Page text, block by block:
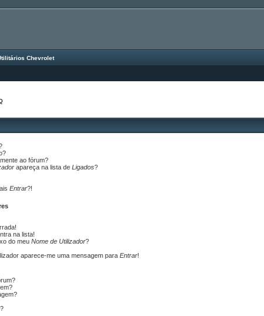
Chevrolet
ao fórum?
apareça na lista de Ligados?
Entrar?!
na lista!
do meu Nome de Utilizador?
aparece-me uma mensagem para Entrar!
?